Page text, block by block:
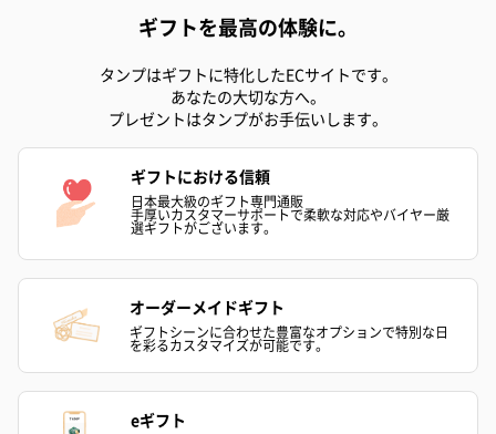
ブーケ（ブルー）
（2,580円）
愛らしいぬいぐるみを同梱してお届けします。
誕生日・記念日・出産祝いなどのシーンにおすすめです。
フラワーテディベア
（2,390円）
テディベア（バニラ）
テディベア（
ギフトを最高の体験に。
タンプはギフトに特化したECサイトです。
あなたの大切な方へ。
プレゼントはタンプがお手伝いします。
ギフトにおける信頼
日本最大級のギフト専門通販
手厚いカスタマーサポートで柔軟な対応やバイヤー厳
選ギフトがございます。
オーダーメイドギフト
ギフトシーンに合わせた豊富なオプションで特別な日
を彩るカスタマイズが可能です。
eギフト